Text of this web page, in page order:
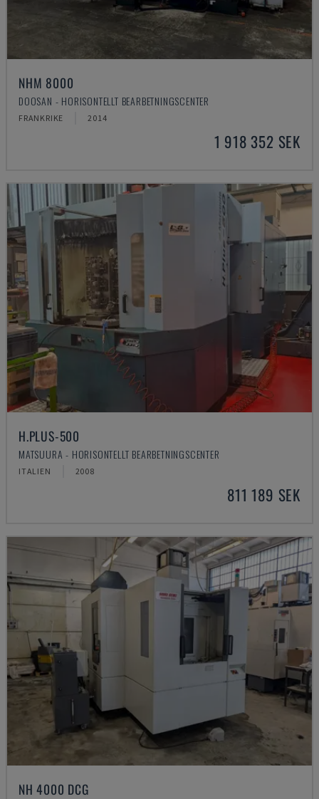
NHM 8000
DOOSAN - HORISONTELLT BEARBETNINGSCENTER
FRANKRIKE 2014
1 918 352 SEK
H.PLUS-500
MATSUURA - HORISONTELLT BEARBETNINGSCENTER
ITALIEN 2008
811 189 SEK
NH 4000 DCG